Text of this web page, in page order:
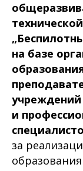
на базе
учреждений
и
за